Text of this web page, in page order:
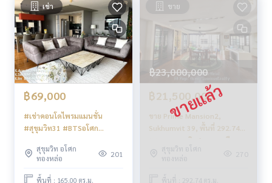
#real estate
เช่า
฿69,000
#เช่าคอนโดไพรมแมนชั่น
#สุขุมวิท31 #BTSอโศก
สุขุมวิท อโศก
ทองหล่อ
201
พื้นที่ : 165.00 ตร.ม.
ขาย
฿23,000,000
฿21,500,000
ขาย Prime Mansion2,
Sukhumvit 39, พื้นที่ 292.74
ตรม. หายาก วิวสวนและเมือง
สุขุมวิท อโศก
ทองหล่อ
270
พื้นที่ : 292.74 ตร.ม.